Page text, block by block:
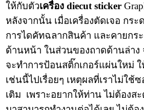
ให้กับตัวเครื่อง diecut sticker
หลังจากนั้น เมื่อเครื่องตัดเจอ กระ
การไดคัทฉลากสินค้า และคายกร
ด้านหน้า ในส่วนของถาดด้านล่าง
จะทำการป้อนสติ๊กเกอร์แผ่นใหม่ ใ
เช่นนี้ไปเรื่อยๆ เหตุผลที่เราไม่ใช้
เติม เพราะอยากให้ท่าน ไม่ต้องส